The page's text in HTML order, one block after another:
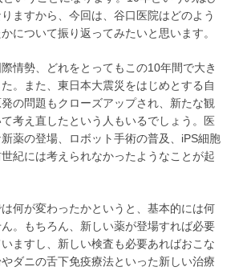
ますから、今回は、谷口医院はどのよう
について振り返ってみたいと思います。
情勢、どれをとってもこの10年間で大き
。また、東日本大震災をはじめとする自
の問題もクローズアップされ、新たな観
考え直したという人もいるでしょう。医
薬の登場、ロボット手術の普及、iPS細胞
紀には考えられなかったようなことが起
何が変わったかというと、基本的には何
。もちろん、新しい薬が登場すれば必要
ますし、新しい検査も必要あればおこな
ダニの舌下免疫療法といった新しい治療